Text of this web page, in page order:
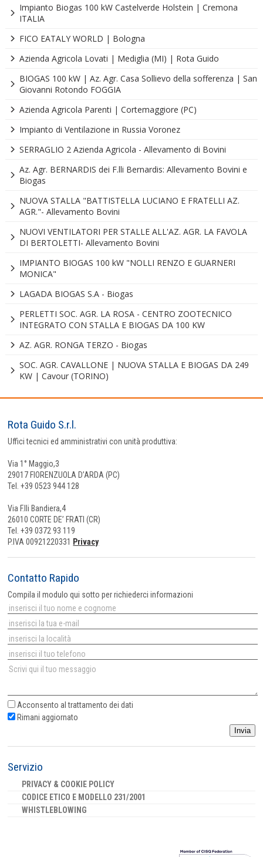
Impianto Biogas 100 kW Castelverde Holstein | Cremona
ITALIA
FICO EATALY WORLD | Bologna
Azienda Agricola Lovati | Mediglia (MI) | Rota Guido
BIOGAS 100 kW | Az. Agr. Casa Sollievo della sofferenza | San
Giovanni Rotondo FOGGIA
Azienda Agricola Parenti | Cortemaggiore (PC)
Impianto di Ventilazione in Russia Voronez
SERRAGLIO 2 Azienda Agricola - Allevamento di Bovini
Az. Agr. BERNARDIS dei F.lli Bernardis: Allevamento Bovini e
Biogas
NUOVA STALLA "BATTISTELLA LUCIANO E FRATELLI AZ.
AGR."- Allevamento Bovini
NUOVI VENTILATORI PER STALLE ALL'AZ. AGR. LA FAVOLA
DI BERTOLETTI- Allevamento Bovini
IMPIANTO BIOGAS 100 kW "NOLLI RENZO E GUARNERI
MONICA"
LAGADA BIOGAS S.A - Biogas
PERLETTI SOC. AGR. LA ROSA - CENTRO ZOOTECNICO
INTEGRATO CON STALLA E BIOGAS DA 100 KW
AZ. AGR. RONGA TERZO - Biogas
SOC. AGR. CAVALLONE | NUOVA STALLA E BIOGAS DA 249
KW | Cavour (TORINO)
Rota Guido S.r.l.
Uffici tecnici ed amministrativi con unità produttiva:
Via 1° Maggio,3
29017 FIORENZUOLA D’ARDA (PC)
Tel. +39 0523 944 128
Via F.lli Bandiera,4
26010 CORTE DE’ FRATI (CR)
Tel. +39 0372 93 119
P.IVA 00921220331 Privacy
Contatto Rapido
Compila il modulo qui sotto per richiederci informazioni
Acconsento altrattamento dei dati
Rimani aggiornato
Invia
Servizio
PRIVACY & COOKIE POLICY
CODICE ETICO E MODELLO 231/2001
WHISTLEBLOWING